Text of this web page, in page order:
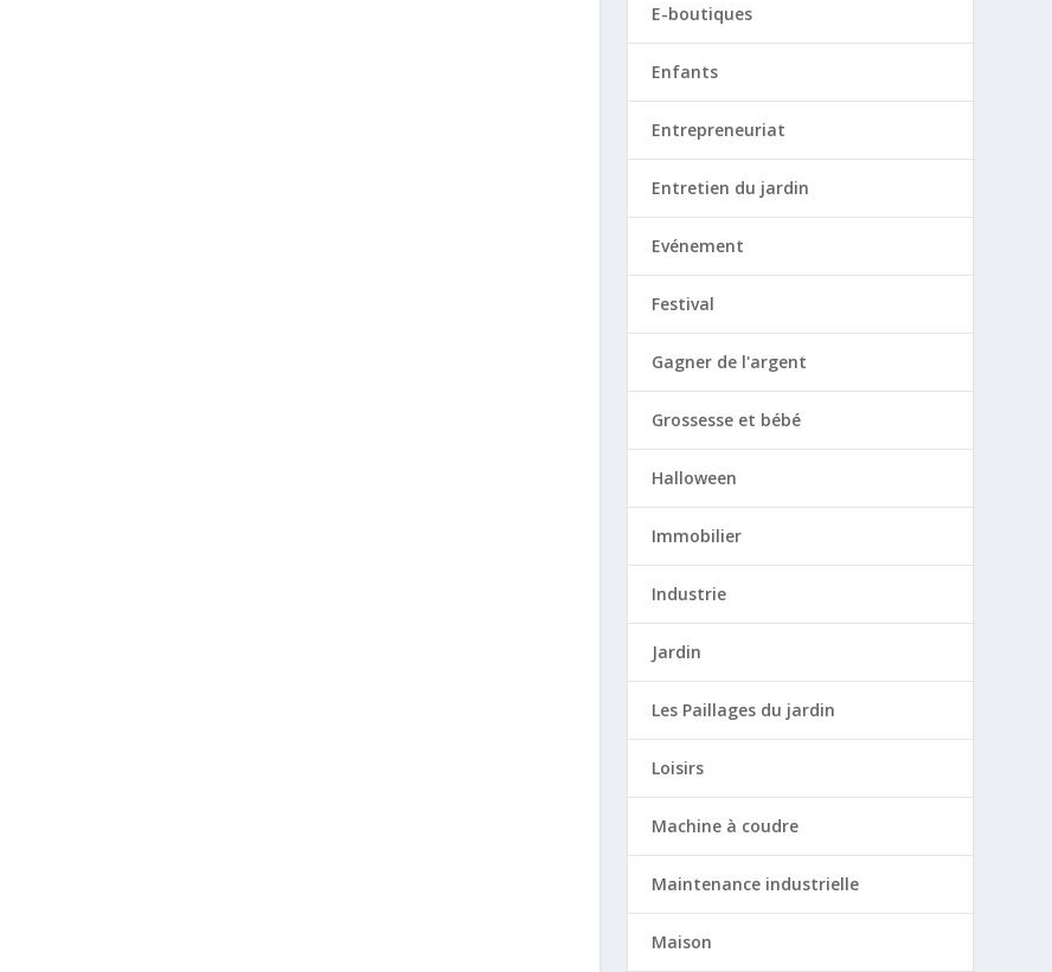
E-boutiques
Enfants
Entrepreneuriat
Entretien du jardin
Evénement
Festival
Gagner de l'argent
Grossesse et bébé
Halloween
Immobilier
Industrie
Jardin
Les Paillages du jardin
Loisirs
Machine à coudre
Maintenance industrielle
Maison